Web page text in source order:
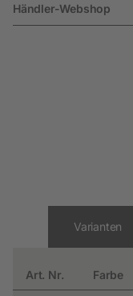
Händler-Webshop
Varianten
Art. Nr. Farbe